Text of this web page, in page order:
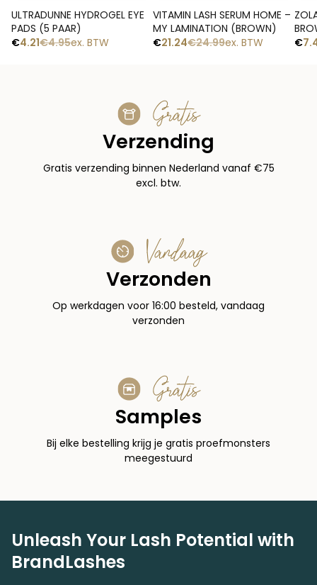
ULTRADUNNE HYDROGEL EYE
PADS (5 PAAR)
€4.95
€4.21 ex. BTW
VITAMIN LASH SERUM HOME –
MY LAMINATION (BROWN)
€24.99
€21.24 ex. BTW
€
Gratis
Verzending
Gratis verzending binnen Nederland vanaf €75
excl. btw.
Vandaag
Verzonden
Op werkdagen voor 16:00 besteld, vandaag
verzonden
Gratis
Samples
Bij elke bestelling krijg je gratis proefmonsters
meegestuurd
Unleash Your Lash Potential with
BrandLashes